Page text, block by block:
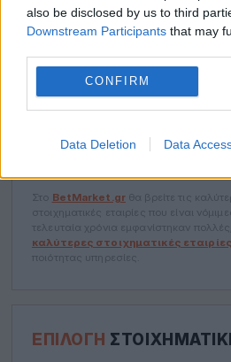
also be disclosed by us to third
Downstream Participants that may
CONFIRM
Data Deletion Data
Συγκεντρώσαμε για εσάς, όλες τις
εταιρίεςπου έχουν νόμιμη άδεια
στοιχηματικά site.
ΟΙ ΚΑΛΎΤΕΡΕΣ
Στο BetMarket.grθα βρείτε τις
στοιχηματικές εταιρίες που είναι
τελευταία χρόνια εμφανίστηκαν
καλύτερες στοιχηματικές εταιρίες
ποιότητας υπηρεσίες.
ΕΠΙΛΟΓΉ